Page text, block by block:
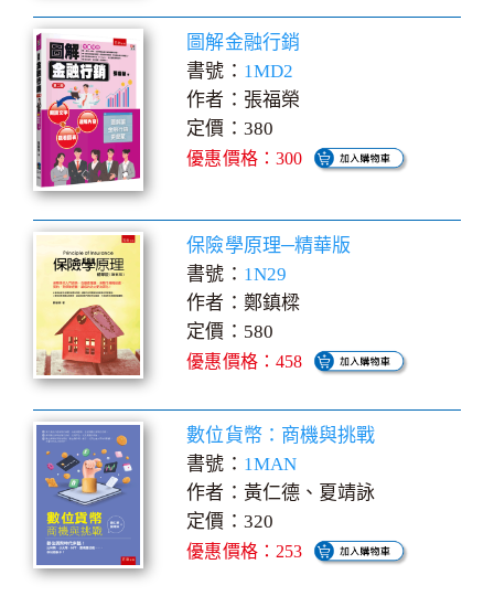
圖解金融行銷
書號： 1MD2
作者：張福榮
定價：380
優惠價格：300
保險學原理─精華版
書號： 1N29
作者：鄭鎮樑
定價：580
優惠價格：458
數位貨幣：商機與挑戰
書號： 1MAN
作者：黃仁德、夏靖詠
定價：320
優惠價格：253